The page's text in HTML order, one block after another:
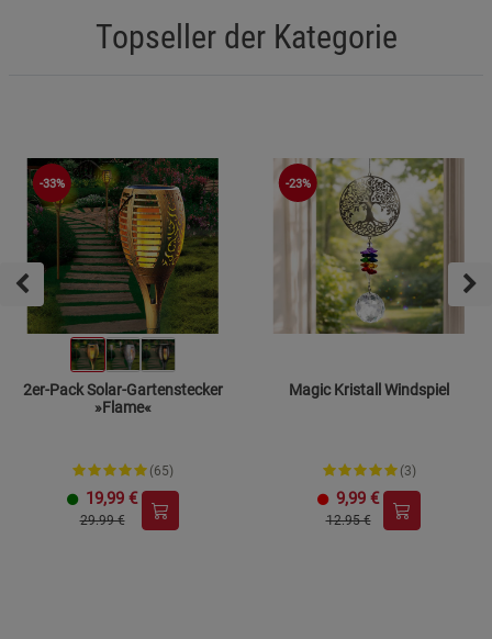
Topseller der Kategorie
-33%
2er-Pack Solar-Gartenstecker
»Flame«
(65)
19,99 €
29.99 €
-23%
Magic Kristall Windspiel
(3)
9,99 €
12.95 €